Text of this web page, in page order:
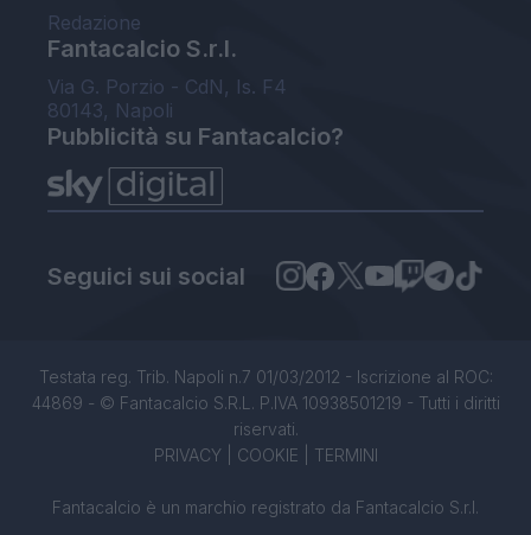
Redazione
Fantacalcio S.r.l.
Via G. Porzio - CdN, Is. F4
80143, Napoli
Pubblicità su Fantacalcio?
Seguici sui social
Testata reg. Trib. Napoli n.7 01/03/2012 - Iscrizione al ROC:
44869 - © Fantacalcio S.R.L. P.IVA 10938501219 - Tutti i diritti
riservati.
PRIVACY| COOKIE TERMINI
Fantacalcio è un marchio registrato da Fantacalcio S.r.l.